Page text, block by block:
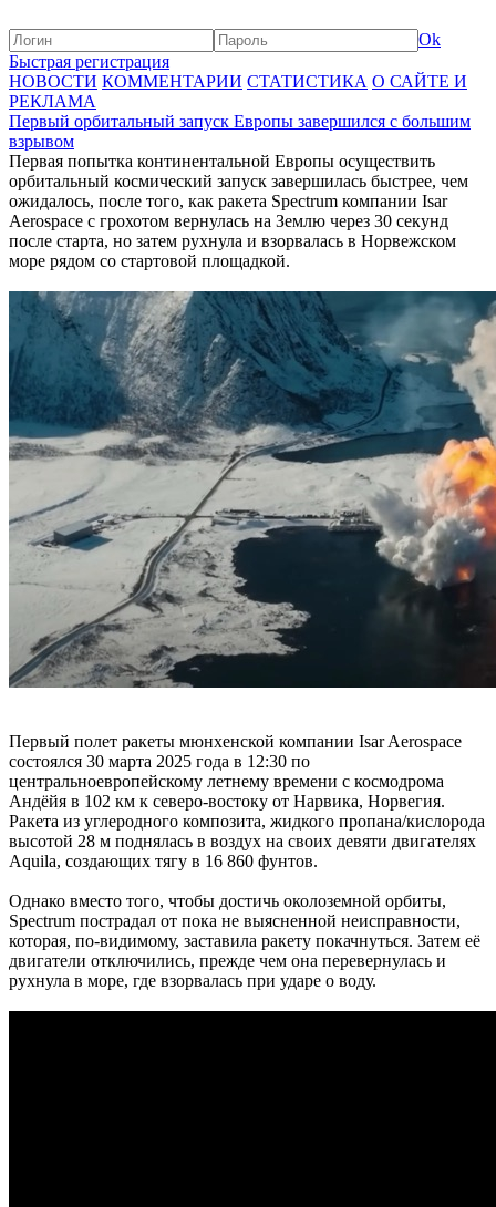
Ok
Быстрая регистрация
НОВОСТИ КОММЕНТАРИИ СТАТИСТИКА О САЙТЕ И
РЕКЛАМА
Первый орбитальный запуск Европы завершился с большим
взрывом
Первая попытка континентальной Европы осуществить
орбитальный космический запуск завершилась быстрее, чем
ожидалось, после того, как ракета Spectrum компании Isar
Aerospace с грохотом вернулась на Землю через 30 секунд
после старта, но затем рухнула и взорвалась в Норвежском
море рядом со стартовой площадкой.
Первый полет ракеты мюнхенской компании Isar Aerospace
состоялся 30 марта 2025 года в 12:30 по
центральноевропейскому летнему времени с космодрома
Андёйя в 102 км к северо-востоку от Нарвика, Норвегия.
Ракета из углеродного композита, жидкого пропана/кислорода
высотой 28 м поднялась в воздух на своих девяти двигателях
Aquila, создающих тягу в 16 860 фунтов.
Однако вместо того, чтобы достичь околоземной орбиты,
Spectrum пострадал от пока не выясненной неисправности,
которая, по-видимому, заставила ракету покачнуться. Затем её
двигатели отключились, прежде чем она перевернулась и
рухнула в море, где взорвалась при ударе о воду.